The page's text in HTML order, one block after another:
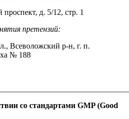
д. 5/12, стр. 1
претензий:
Всеволожский р-н, г. п.
№ 188
со стандартами GMP(Good